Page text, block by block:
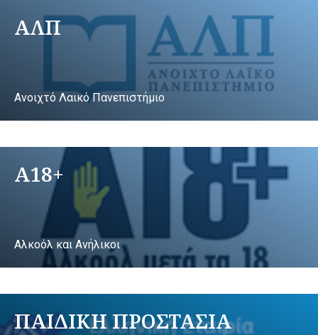
ΑΛΠ
Ανοιχτό Λαικό Πανεπιστήμιο
A18+
Αλκοόλ και Ανήλικοι
ΠΑΙΔΙΚΗ ΠΡΟΣΤΑΣΙΑ